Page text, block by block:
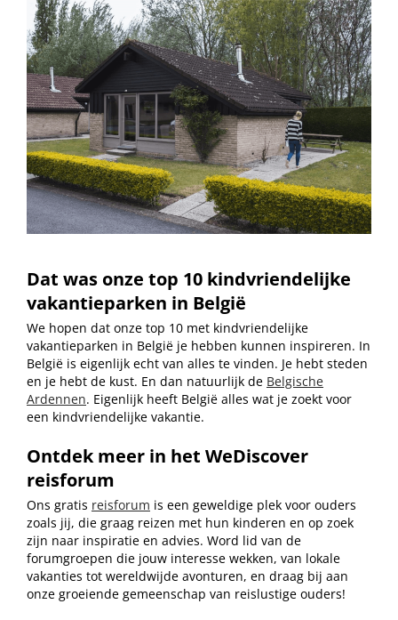
Dat was onze top 10 kindvriendelijke
vakantieparken in België
We hopen dat onze top 10 met kindvriendelijke
vakantieparken in België je hebben kunnen inspireren. In
België is eigenlijk echt van alles te vinden. Je hebt steden
en je hebt de kust. En dan natuurlijk de Belgische
Ardennen. Eigenlijk heeft België alles wat je zoekt voor
een kindvriendelijke vakantie.
Ontdek meer in het WeDiscover
reisforum
Ons gratis reisforum is een geweldige plek voor ouders
zoals jij, die graag reizen met hun kinderen en op zoek
zijn naar inspiratie en advies. Word lid van de
forumgroepen die jouw interesse wekken, van lokale
vakanties tot wereldwijde avonturen, en draag bij aan
onze groeiende gemeenschap van reislustige ouders!